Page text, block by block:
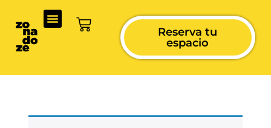
Reserva tu
espacio